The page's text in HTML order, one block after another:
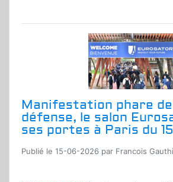
Manifestation phare
défense, le salon
ses portes à Paris du
Publié le 15-06-2026 par Francois